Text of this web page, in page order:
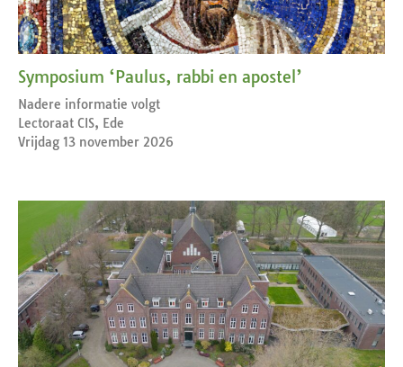
Symposium ‘Paulus, rabbi en apostel’
Nadere informatie volgt
Lectoraat CIS, Ede
Vrijdag 13 november 2026